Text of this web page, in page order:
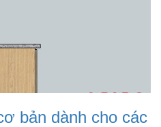
bản dành cho các